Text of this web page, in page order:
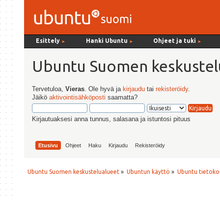
Esittely ► Hanki Ubuntu ► Ohjeet ja tuki ►
Ubuntu Suomen
Tervetuloa,Vieras . Ole hyvä ja kirjaudu tairekisteröidy.
Jäiköaktivointisähköposti saamatta?
Kirjautuaksesi anna tunnus, salasana ja istuntosi pituus
Etusivu Ohjeet Haku Kirjaudu Rekisteröidy
Ubuntu Suomen keskustelualueet » Ubuntun käyttö » Ubuntu